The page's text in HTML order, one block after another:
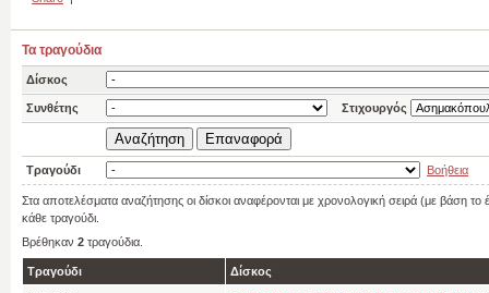
Τα τραγούδια
Δίσκος
Συνθέτης Στιχουργός
Τραγούδι Βοήθεια
Στα αποτελέσματα αναζήτησης οι δίσκοι αναφέρονται με χρονολογική σειρά (με βάση
κάθε τραγούδι.
Βρέθηκαν 2 τραγούδια.
Τραγούδι Δίσκος